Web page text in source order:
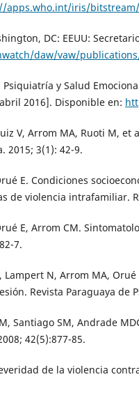
apps.who.int/iris/bitstream/
DC: EEUU:
daw/vaw/
y Salud
2016]. Disponible en:
V, Arrom MA, Ruoti M,
2015; 3(1): 42-9.
E. Condiciones
de violencia intrafamiliar.
E, Arrom CM.
7.
Lampert N, Arrom MA,
Revista Paraguaya de
Santiago SM, Andrade
42(5):877-85.
de la violencia